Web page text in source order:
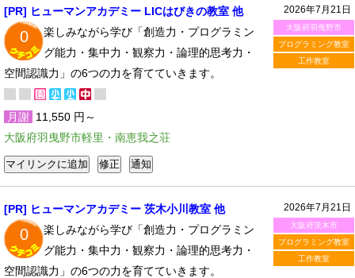
2026年7月21日
大阪府羽曳野市
プログラミング教室
工作教室
[PR] ヒューマンアカデミー LICはびきの教室 他
0
楽しみながら学び「創造力・プログラミン
グ能力・集中力・観察力・論理的思考力・
空間認識力」の6つの力を育てていきます。
月謝 11,550 円～
大阪府羽曳野市軽里・南恵我之荘
2026年7月21日
大阪府茨木市
プログラミング教室
工作教室
[PR] ヒューマンアカデミー 茨木小川教室 他
0
楽しみながら学び「創造力・プログラミン
グ能力・集中力・観察力・論理的思考力・
空間認識力」の6つの力を育てていきます。